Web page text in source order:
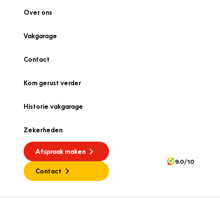
Over ons
Vakgarage
Contact
Kom gerust verder
Historie vakgarage
Zekerheden
Afspraak maken
Contact
9.0/10